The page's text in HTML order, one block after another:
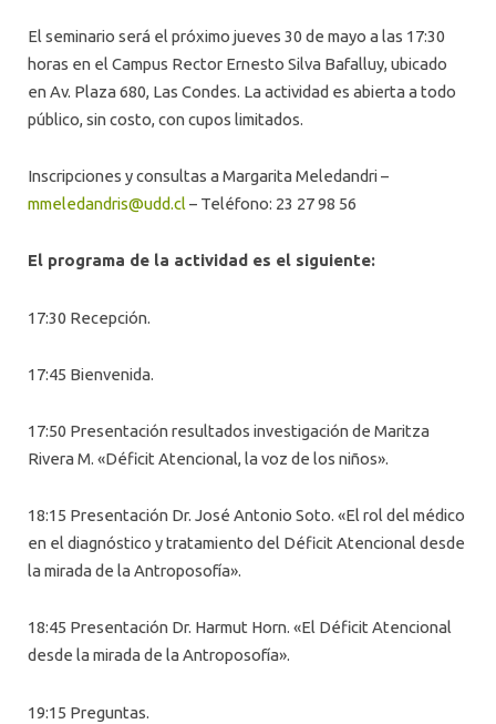
El seminario será el próximo jueves 30 de mayo a las 17:30
horas en el Campus Rector Ernesto Silva Bafalluy, ubicado
en Av. Plaza 680, Las Condes. La actividad es abierta a todo
público, sin costo, con cupos limitados.
Inscripciones y consultas a Margarita Meledandri –
mmeledandris@udd.cl – Teléfono: 23 27 98 56
El programa de la actividad es el siguiente:
17:30 Recepción.
17:45 Bienvenida.
17:50 Presentación resultados investigación de Maritza
Rivera M. «Déficit Atencional, la voz de los niños».
18:15 Presentación Dr. José Antonio Soto. «El rol del médico
en el diagnóstico y tratamiento del Déficit Atencional desde
la mirada de la Antroposofía».
18:45 Presentación Dr. Harmut Horn. «El Déficit Atencional
desde la mirada de la Antroposofía».
19:15 Preguntas.